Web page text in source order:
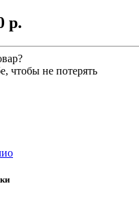
р.
чтобы не потерять